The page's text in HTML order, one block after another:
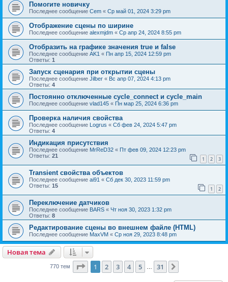
Помогите новичку
Последнее сообщение Cem « Ср май 01, 2024 3:29 pm
Отображение сцены по ширине
Последнее сообщение alexmjdm « Ср апр 24, 2024 8:55 pm
Отобразить на графике значения true и false
Последнее сообщение AK1 « Пн апр 15, 2024 12:59 pm
Ответы: 1
Запуск сценария при открытии сцены
Последнее сообщение Jilber « Вс апр 07, 2024 4:13 pm
Ответы: 4
Постоянно отключенные cycle_connect и cycle_main
Последнее сообщение vlad145 « Пн мар 25, 2024 6:36 pm
Проверка наличия свойства
Последнее сообщение Logrus « Сб фев 24, 2024 5:47 pm
Ответы: 4
Индикация присутствия
Последнее сообщение MrReD32 « Пт фев 09, 2024 12:23 pm
Ответы: 21 1 2 3
Transient свойства объектов
Последнее сообщение ai91 « Сб дек 30, 2023 11:59 pm
Ответы: 15 1 2
Переключение датчиков
Последнее сообщение BARS « Чт ноя 30, 2023 1:32 pm
Ответы: 8
Редактирование сцены во внешнем файле (HTML)
Последнее сообщение MaxVM « Ср ноя 29, 2023 8:48 pm
Новая тема
770 тем Страница из 31
1 2 3 4 5 31